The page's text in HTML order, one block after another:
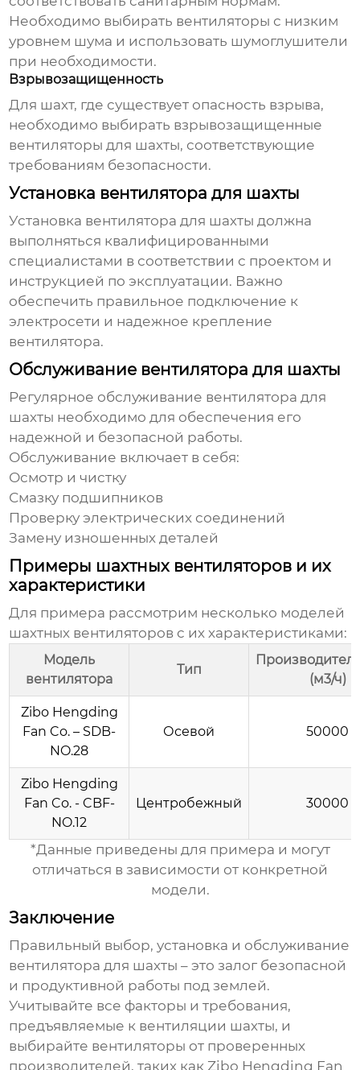
Необходимо выбирать вентиляторы с низким
уровнем шума и использовать шумоглушители
при необходимости.
Взрывозащищенность
Для шахт, где существует опасность взрыва,
необходимо выбирать взрывозащищенные
вентиляторы для шахты, соответствующие
требованиям безопасности.
Установка вентилятора для шахты
Установка вентилятора для шахты должна
выполняться квалифицированными
специалистами в соответствии с проектом и
инструкцией по эксплуатации. Важно
обеспечить правильное подключение к
электросети и надежное крепление
вентилятора.
Обслуживание вентилятора для шахты
Регулярное обслуживание вентилятора для
шахты необходимо для обеспечения его
надежной и безопасной работы.
Обслуживание включает в себя:
Осмотр и чистку
Смазку подшипников
Проверку электрических соединений
Замену изношенных деталей
Примеры шахтных вентиляторов и их
характеристики
Для примера рассмотрим несколько моделей
шахтных вентиляторов с их характеристиками:
Модель
вентилятора
Тип
(м3/ч)
Zibo Hengding
Fan Co. – SDB-
NO.28
Осевой 50000
Zibo Hengding
Fan Co. - CBF-
NO.12
Центробежный 30000
*Данные приведены для примера и могут
отличаться в зависимости от конкретной
модели.
Заключение
Правильный выбор, установка и обслуживание
вентилятора для шахты – это залог безопасной
и продуктивной работы под землей.
Учитывайте все факторы и требования,
предъявляемые к вентиляции шахты, и
выбирайте вентиляторы от проверенных
производителей, таких как Zibo Hengding Fan